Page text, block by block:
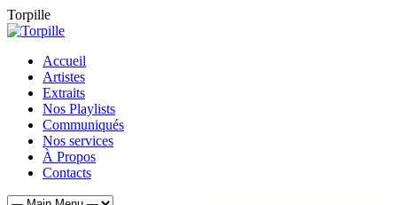
Torpille
Accueil
Artistes
Extraits
Nos Playlists
Communiqués
Nos services
À Propos
Contacts